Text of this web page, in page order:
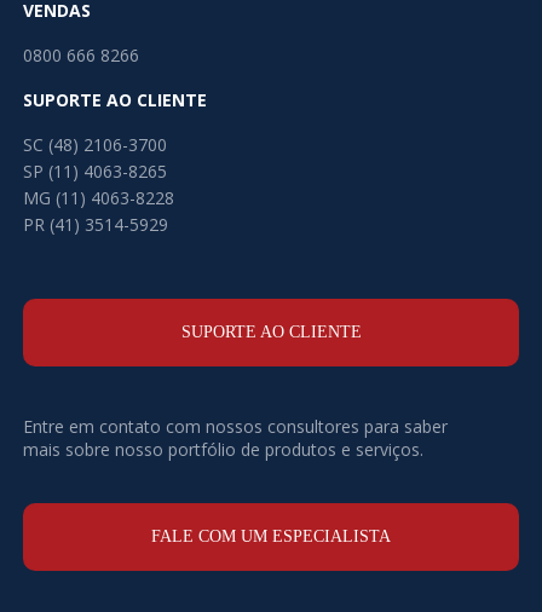
VENDAS
0800 666 8266
SUPORTE AO CLIENTE
SC (48) 2106-3700
SP (11) 4063-8265
MG (11) 4063-8228
PR (41) 3514-5929
SUPORTE AO CLIENTE
Entre em contato com nossos consultores para saber
mais sobre nosso portfólio de produtos e serviços.
FALE COM UM ESPECIALISTA